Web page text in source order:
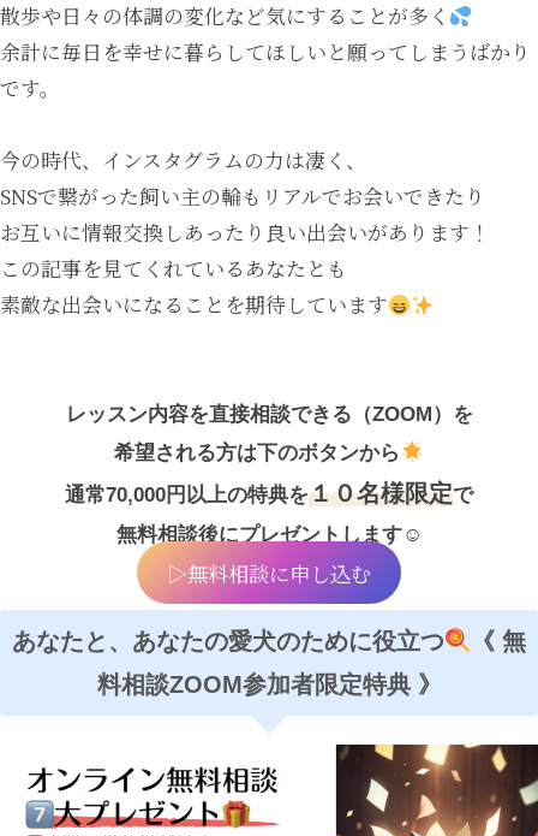
散歩や日々の体調の変化など気にすることが多く
余計に毎日を幸せに暮らしてほしいと願ってしまうばかり
です。
今の時代、インスタグラムの力は凄く、
SNSで繋がった飼い主の輪もリアルでお会いできたり
お互いに情報交換しあったり良い出会いがあります！
この記事を見てくれているあなたとも
素敵な出会いになることを期待しています
レッスン内容を直接相談できる（ZOOM）を
希望される方は下のボタンから
通常70,000円以上の特典を１０名様限定で
無料相談後にプレゼントします☺
▷無料相談に申し込む
あなたと、あなたの愛犬のために役立つ
《 無
料相談ZOOM参加者限定特典 》